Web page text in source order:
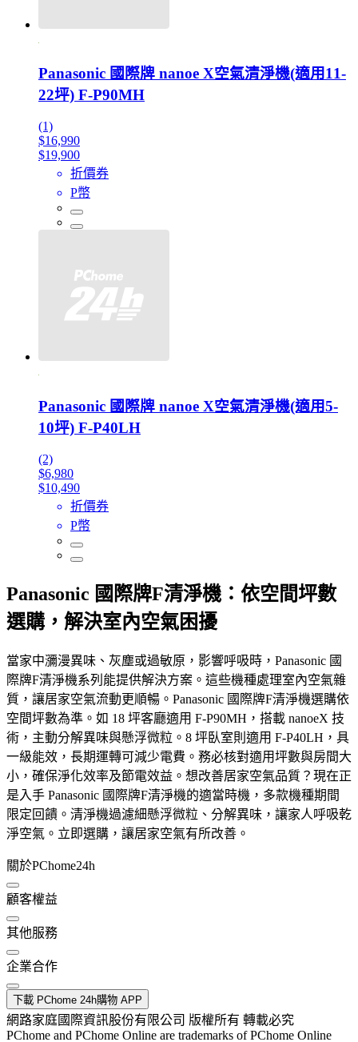
Panasonic 國際牌 nanoe X空氣清淨機(適用11-
22坪) F-P90MH
(1)
$16,990
$19,900
折價券
P幣
Panasonic 國際牌 nanoe X空氣清淨機(適用5-
10坪) F-P40LH
(2)
$6,980
$10,490
折價券
P幣
Panasonic 國際牌F清淨機：依空間坪數
選購，解決室內空氣困擾
當家中瀰漫異味、灰塵或過敏原，影響呼吸時，Panasonic 國
際牌F清淨機系列能提供解決方案。這些機種處理室內空氣雜
質，讓居家空氣流動更順暢。Panasonic 國際牌F清淨機選購依
空間坪數為準。如 18 坪客廳適用 F-P90MH，搭載 nanoeX 技
術，主動分解異味與懸浮微粒。8 坪臥室則適用 F-P40LH，具
一級能效，長期運轉可減少電費。務必核對適用坪數與房間大
小，確保淨化效率及節電效益。想改善居家空氣品質？現在正
是入手 Panasonic 國際牌F清淨機的適當時機，多款機種期間
限定回饋。清淨機過濾細懸浮微粒、分解異味，讓家人呼吸乾
淨空氣。立即選購，讓居家空氣有所改善。
關於PChome24h
顧客權益
其他服務
企業合作
下載 PChome 24h購物 APP
網路家庭國際資訊股份有限公司 版權所有 轉載必究
PChome and PChome Online are trademarks of PChome Online